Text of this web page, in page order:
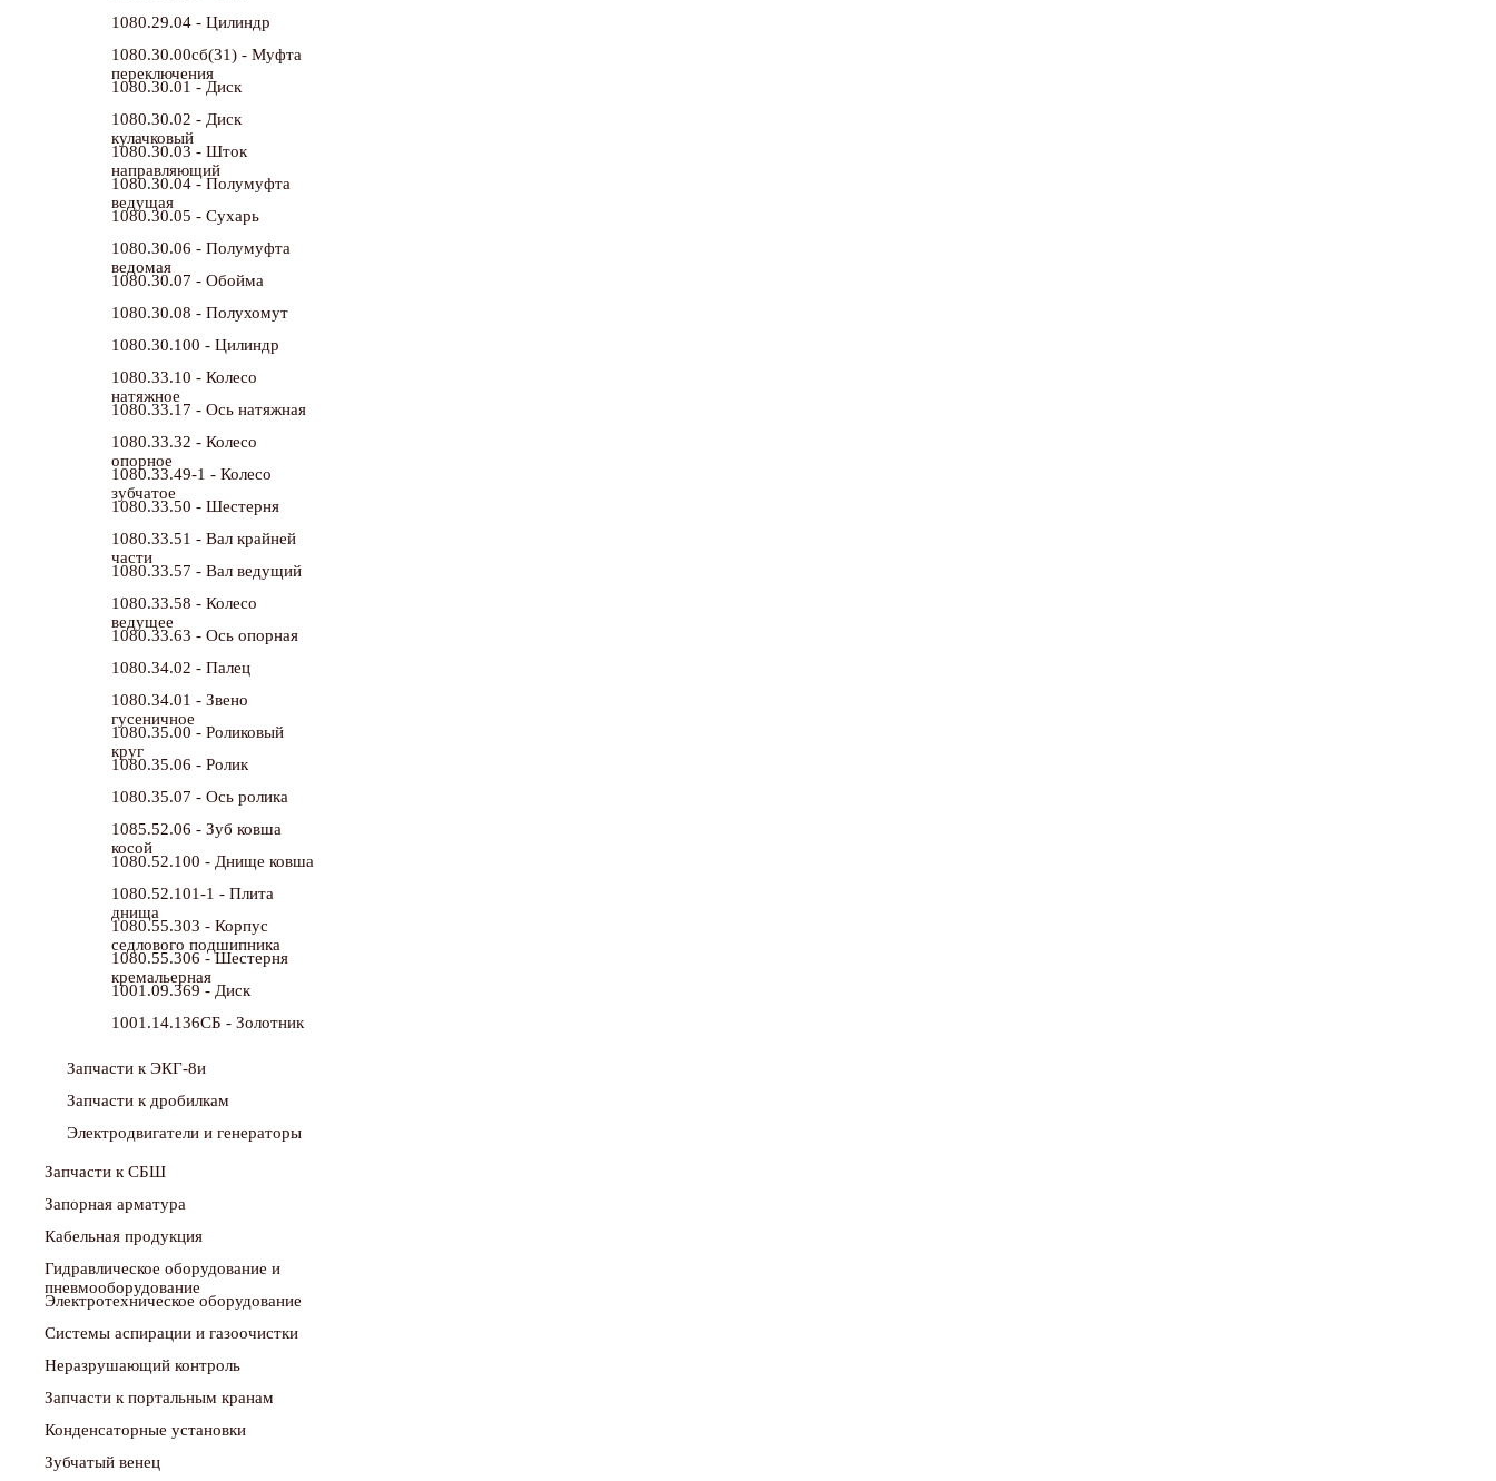
1080.29.04 - Цилиндр
1080.30.00сб(31) - Муфта
1080.30.01 - Диск
1080.30.02 - Диск
1080.30.03 - Шток
1080.30.04 - Полумуфта
1080.30.05 - Сухарь
1080.30.06 - Полумуфта
1080.30.07 - Обойма
1080.30.08 - Полухомут
1080.30.100 - Цилиндр
1080.33.10 - Колесо
1080.33.17 - Ось натяжная
1080.33.32 - Колесо
1080.33.49-1 - Колесо
1080.33.50 - Шестерня
1080.33.51 - Вал крайней
1080.33.57 - Вал ведущий
1080.33.58 - Колесо
1080.33.63 - Ось опорная
1080.34.02 - Палец
1080.34.01 - Звено
1080.35.00 - Роликовый
1080.35.06 - Ролик
1080.35.07 - Ось ролика
1085.52.06 - Зуб ковша
1080.52.100 - Днище ковша
1080.52.101-1 - Плита
1080.55.303 - Корпус
1080.55.306 - Шестерня
1001.09.369 - Диск
1001.14.136СБ - Золотник
Запчасти к ЭКГ-8и
Запчасти к дробилкам
Электродвигатели и генераторы
Запчасти к СБШ
Запорная арматура
Кабельная продукция
Гидравлическое оборудование и
Электротехническое оборудование
Системы аспирации и газоочистки
Неразрушающий контроль
Запчасти к портальным кранам
Конденсаторные установки
Зубчатый венец